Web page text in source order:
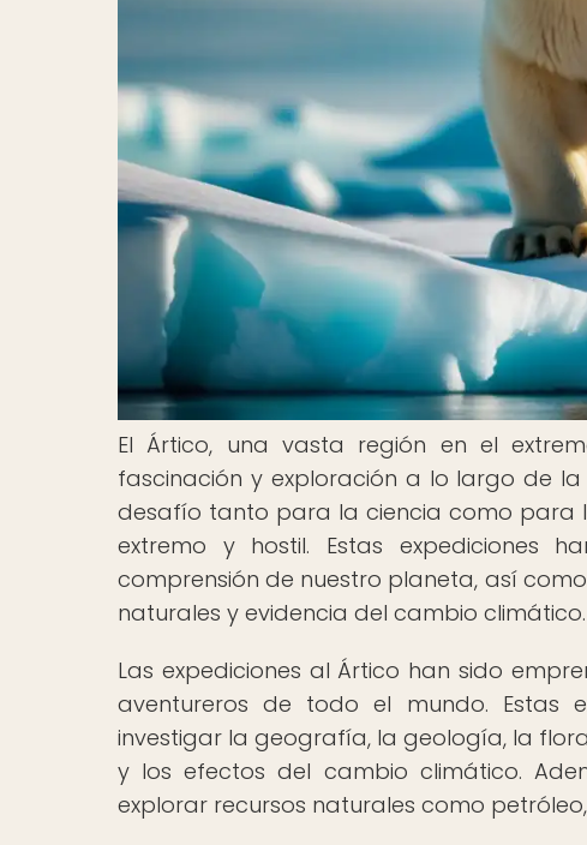
El Ártico, una vasta región en el
fascinación y exploración a lo largo de la
desafío tanto para la ciencia como para
extremo y hostil. Estas expediciones
comprensión de nuestro planeta, así
naturales y evidencia del cambio climático.
Las expediciones al Ártico han sido
aventureros de todo el mundo. Estas
investigar la geografía, la geología, la
y los efectos del cambio climático.
explorar recursos naturales como